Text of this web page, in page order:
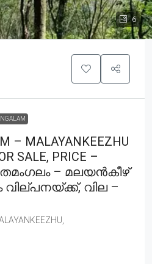
6
– MALAYANKEEZHU
SALE, PRICE –
– മലയൻകീഴ്
വില –